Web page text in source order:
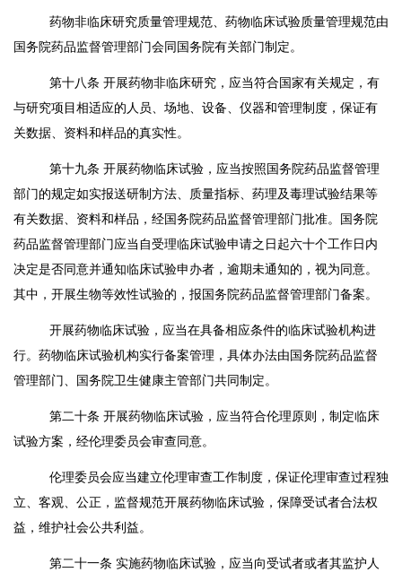
药物非临床研究质量管理规范、药物临床试验质量管理规范由
国务院药品监督管理部门会同国务院有关部门制定。
第十八条 开展药物非临床研究，应当符合国家有关规定，有
与研究项目相适应的人员、场地、设备、仪器和管理制度，保证有
关数据、资料和样品的真实性。
第十九条 开展药物临床试验，应当按照国务院药品监督管理
部门的规定如实报送研制方法、质量指标、药理及毒理试验结果等
有关数据、资料和样品，经国务院药品监督管理部门批准。国务院
药品监督管理部门应当自受理临床试验申请之日起六十个工作日内
决定是否同意并通知临床试验申办者，逾期未通知的，视为同意。
其中，开展生物等效性试验的，报国务院药品监督管理部门备案。
开展药物临床试验，应当在具备相应条件的临床试验机构进
行。药物临床试验机构实行备案管理，具体办法由国务院药品监督
管理部门、国务院卫生健康主管部门共同制定。
第二十条 开展药物临床试验，应当符合伦理原则，制定临床
试验方案，经伦理委员会审查同意。
伦理委员会应当建立伦理审查工作制度，保证伦理审查过程独
立、客观、公正，监督规范开展药物临床试验，保障受试者合法权
益，维护社会公共利益。
第二十一条 实施药物临床试验，应当向受试者或者其监护人